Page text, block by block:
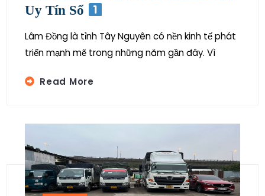
Uy Tín Số
Lâm Đồng là tỉnh Tây Nguyên có nền kinh tế phát
triển mạnh mẽ trong những năm gần đây. Vì
Read More